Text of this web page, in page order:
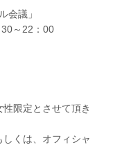
会議」
～22：00
限定とさせて頂き
しくは、オフィシャ